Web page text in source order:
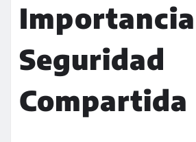
Seguridad
Compartida